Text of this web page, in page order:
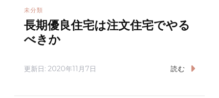
未分類
長期優良住宅は注文住宅でやる
べきか
更新日: 2020年11月7日 読む